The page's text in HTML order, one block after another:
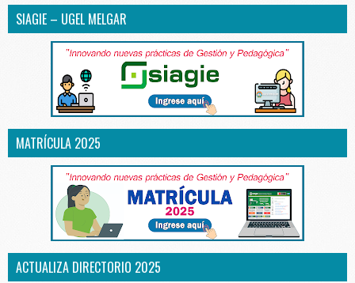
SIAGIE – UGEL MELGAR
MATRÍCULA 2025
ACTUALIZA DIRECTORIO 2025